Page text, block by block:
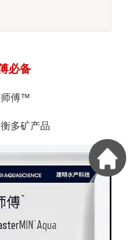
必备
师傅™
多矿产品